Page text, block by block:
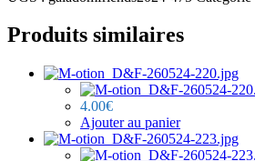
otion_D&F-
260524-
Produits similaires
4.00€
Ajouter au panier